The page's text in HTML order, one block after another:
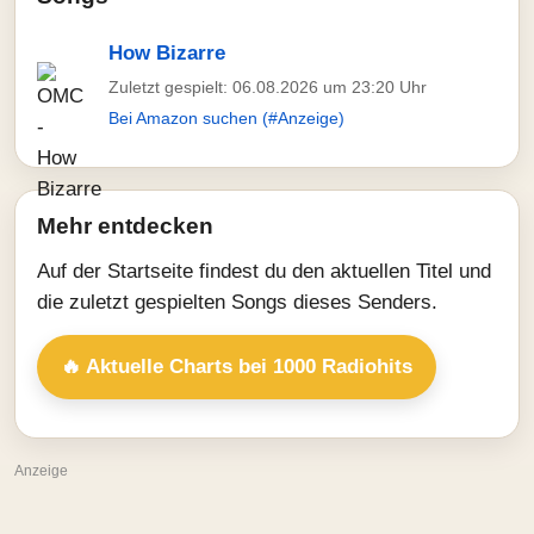
How Bizarre
Zuletzt gespielt: 06.08.2026 um 23:20 Uhr
Bei Amazon suchen (#Anzeige)
Mehr entdecken
Auf der Startseite findest du den aktuellen Titel und
die zuletzt gespielten Songs dieses Senders.
🔥 Aktuelle Charts bei 1000 Radiohits
Anzeige